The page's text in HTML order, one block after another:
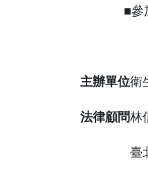
■參
主辦單位衛
法律顧問林
臺